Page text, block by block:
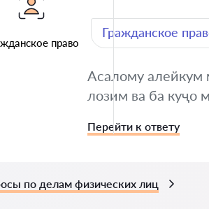
право
Гражданское
Асалому алейкум
лозим ва ба куҷо
Перейти к ответу
по делам физических лиц